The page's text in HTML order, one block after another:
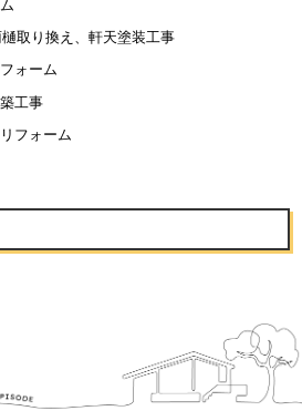
取り換え、軒天塗装工事
ォーム
工事
フォーム